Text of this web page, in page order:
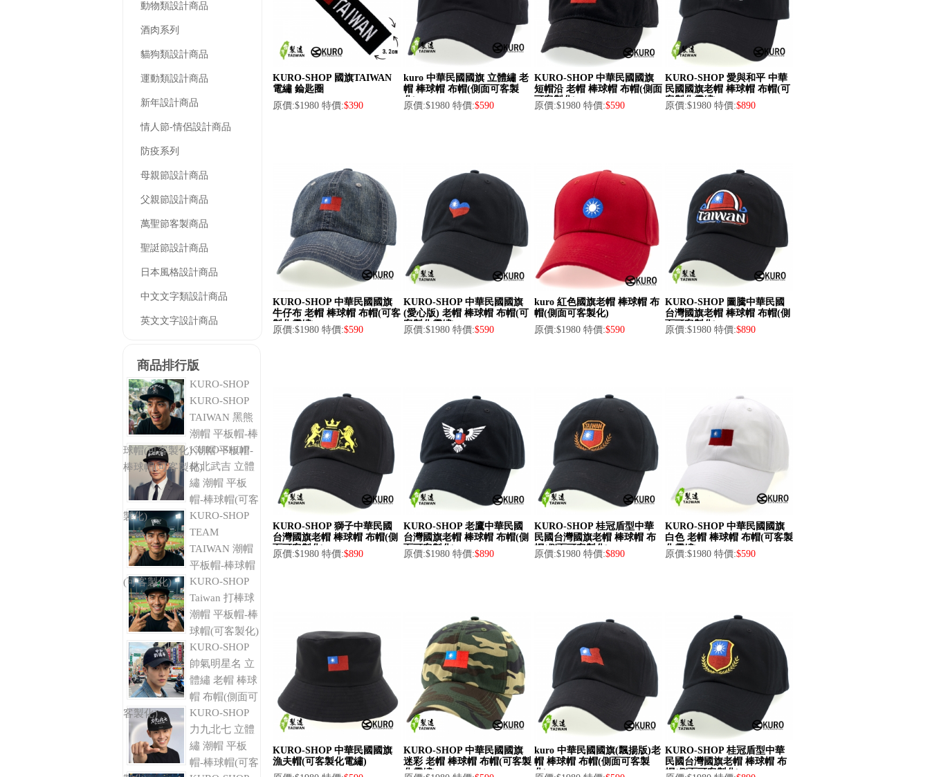
動物類設計商品
酒肉系列
貓狗類設計商品
運動類設計商品
新年設計商品
情人節-情侶設計商品
防疫系列
母親節設計商品
父親節設計商品
萬聖節客製商品
聖誔節設計商品
日本風格設計商品
中文文字類設計商品
英文文字設計商品
商品排行版
KURO-SHOP
KURO-SHOP
TAIWAN 黑熊
潮帽 平板帽-棒
球帽(可客製化) 潮帽 平板帽-
棒球帽(可客製化)
KURO-SHOP
林北武吉 立體
繡 潮帽 平板
帽-棒球帽(可客
製化)
KURO-SHOP
TEAM
TAIWAN 潮帽
平板帽-棒球帽
(可客製化)
KURO-SHOP
Taiwan 打棒球
潮帽 平板帽-棒
球帽(可客製化)
KURO-SHOP
帥氣明星名 立
體繡 老帽 棒球
帽 布帽(側面可
客製化)
KURO-SHOP
力九北七 立體
繡 潮帽 平板
帽-棒球帽(可客
KURO-SHOP 國旗TAIWAN
電繡 錀匙圈
原價:$1980 特價:$390
kuro 中華民國國旗 立體繡 老
帽 棒球帽 布帽(側面可客製
化)
原價:$1980 特價:$590
KURO-SHOP 中華民國國旗
短帽沿 老帽 棒球帽 布帽(側面
可客製化)
原價:$1980 特價:$590
KURO-SHOP 愛與和平 中華
民國國旗老帽 棒球帽 布帽(可
客製化電繡)
原價:$1980 特價:$890
KURO-SHOP 中華民國國旗
牛仔布 老帽 棒球帽 布帽(可客
製化電繡)
原價:$1980 特價:$590
KURO-SHOP 中華民國國旗
(愛心版) 老帽 棒球帽 布帽(可
客製化電繡)
原價:$1980 特價:$590
kuro 紅色國旗老帽 棒球帽 布
帽(側面可客製化)
原價:$1980 特價:$590
KURO-SHOP 圖騰中華民國
台灣國旗老帽 棒球帽 布帽(側
面可客製化)
原價:$1980 特價:$890
KURO-SHOP 獅子中華民國
台灣國旗老帽 棒球帽 布帽(側
面可客製化)
原價:$1980 特價:$890
KURO-SHOP 老鷹中華民國
台灣國旗老帽 棒球帽 布帽(側
面可客製化)
原價:$1980 特價:$890
KURO-SHOP 桂冠盾型中華
民國台灣國旗老帽 棒球帽 布
帽(側面可客製化)
原價:$1980 特價:$890
KURO-SHOP 中華民國國旗
白色 老帽 棒球帽 布帽(可客製
化電繡)
原價:$1980 特價:$590
KURO-SHOP 中華民國國旗
漁夫帽(可客製化電繡)
KURO-SHOP 中華民國國旗
迷彩 老帽 棒球帽 布帽(可客製
化電繡)
kuro 中華民國國旗(飄揚版)老
帽 棒球帽 布帽(側面可客製
化)
KURO-SHOP 桂冠盾型中華
民國台灣國旗老帽 棒球帽 布
帽(側面可客製化)